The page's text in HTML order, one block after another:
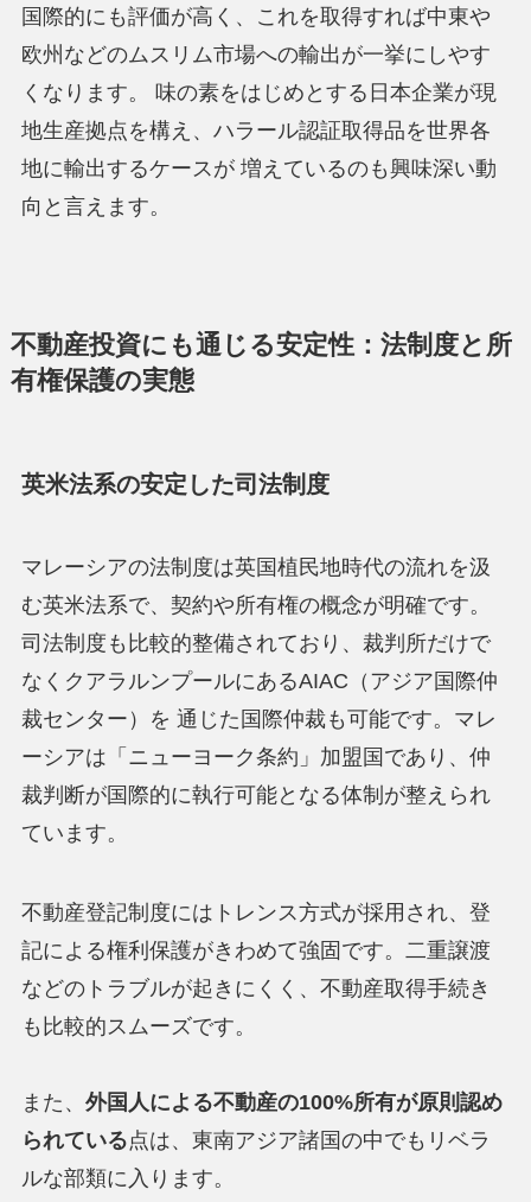
国際的にも評価が高く、これを取得すれば中東や
欧州などのムスリム市場への輸出が一挙にしやす
くなります。 味の素をはじめとする日本企業が現
地生産拠点を構え、ハラール認証取得品を世界各
地に輸出するケースが 増えているのも興味深い動
向と言えます。
不動産投資にも通じる安定性：法制度と所
有権保護の実態
英米法系の安定した司法制度
マレーシアの法制度は英国植民地時代の流れを汲
む英米法系で、契約や所有権の概念が明確です。
司法制度も比較的整備されており、裁判所だけで
なくクアラルンプールにあるAIAC（アジア国際仲
裁センター）を 通じた国際仲裁も可能です。マレ
ーシアは「ニューヨーク条約」加盟国であり、仲
裁判断が国際的に執行可能となる体制が整えられ
ています。
不動産登記制度にはトレンス方式が採用され、登
記による権利保護がきわめて強固です。二重譲渡
などのトラブルが起きにくく、不動産取得手続き
も比較的スムーズです。
また、 外国人による不動産の100%所有が原則認め
られている点は、東南アジア諸国の中でもリベラ
ルな部類に入ります。